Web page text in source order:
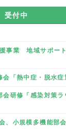
受付中
業 地域サポート
「熱中症・脱水症
研修「感染対策ラ
小規模多機能部